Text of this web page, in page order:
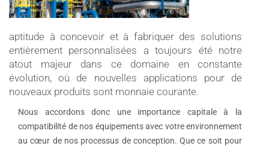
aptitude à concevoir et à fabriquer des solutions
entièrement personnalisées a toujours été notre
atout majeur dans ce domaine en constante
évolution, où de nouvelles applications pour de
nouveaux produits sont monnaie courante.
Nous accordons donc une importance capitale à la
compatibilité de nos équipements avec votre environnement
au cœur de nos processus de conception. Que ce soit pour